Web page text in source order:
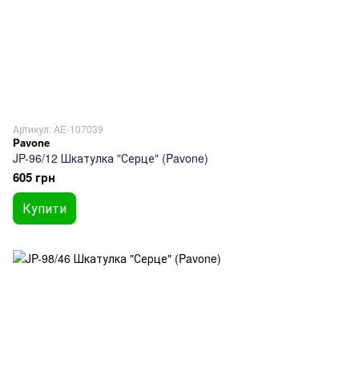
Артикул: AE-107039
Pavone
JP-96/12 Шкатулка "Серце" (Pavone)
605 грн
Купити